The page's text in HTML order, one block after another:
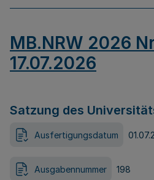
MB.NRW 2026
17.07.2026
Satzung des
Ausfertigungsdatum
Ausgabennummer 198